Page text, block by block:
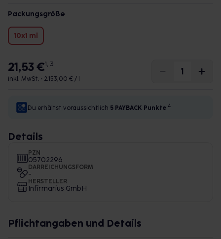
Packungsgröße
10x1 ml
21,53 €1, 3
inkl. MwSt. • 2.153,00 € / l
Du erhältst voraussichtlich 5 PAYBACK Punkte 4
Details
PZN
05702296
DARREICHUNGSFORM
-
HERSTELLER
Infirmarius GmbH
Pflichtangaben und Details